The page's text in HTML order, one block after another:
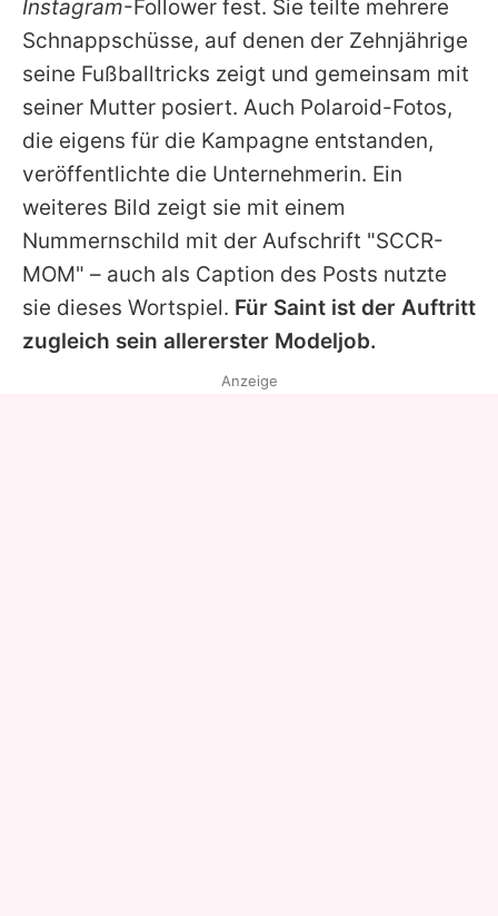
Instagram-Follower fest. Sie teilte mehrere
Schnappschüsse, auf denen der Zehnjährige
seine Fußballtricks zeigt und gemeinsam mit
seiner Mutter posiert. Auch Polaroid-Fotos,
die eigens für die Kampagne entstanden,
veröffentlichte die Unternehmerin. Ein
weiteres Bild zeigt sie mit einem
Nummernschild mit der Aufschrift "SCCR-
MOM" – auch als Caption des Posts nutzte
sie dieses Wortspiel. Für Saint ist der Auftritt
zugleich sein allererster Modeljob.
Anzeige